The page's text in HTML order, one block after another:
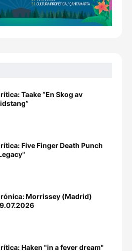
Taake “En Skog av
Five Finger Death Punch
Morrissey (Madrid)
Haken "in a fever dream"